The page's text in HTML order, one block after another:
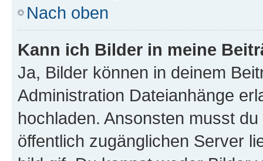
Nach oben
Kann ich Bilder in meine
Ja, Bilder können in deinem
Administration Dateianhänge
hochladen. Ansonsten musst
öffentlich zugänglichen Server